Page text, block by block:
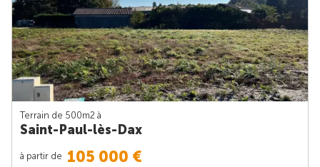
Terrain de 500m2 à
Saint-Paul-lès-Dax
à partir de 105 000 €